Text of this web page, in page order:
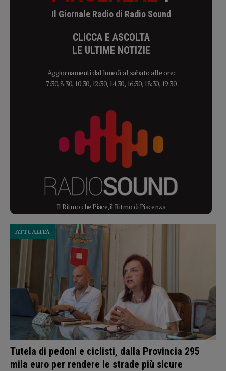
Il Giornale Radio di Radio Sound
CLICCA E ASCOLTA
LE ULTIME NOTIZIE
Aggiornamenti dal lunedì al sabato alle ore:
7:30, 8:30, 10:30, 12:30, 14:30, 16:30, 18:30, 19:30
Il Ritmo che Piace, il Ritmo di Piacenza
Tutela di pedoni e ciclisti, dalla Provincia 295
mila euro per rendere le strade più sicure
ATTUALITÀ